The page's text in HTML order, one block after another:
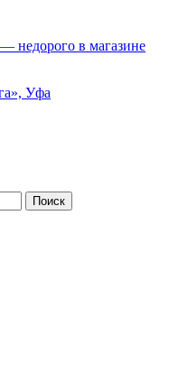
недорого в магазине
Уфа